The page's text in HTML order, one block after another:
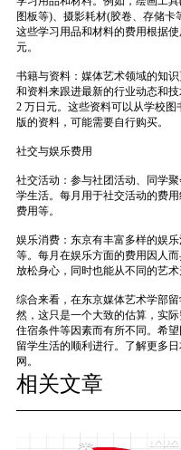
图板等)、摄影耗材(胶卷、存储
这些学习用品和材料的费用根据
元。
书籍与资料：媒体艺术领域的知
和资料来跟进最新的行业动态和
2 万日元。这些资料可以从学校
版的资料，可能需要自行购买。
社交与娱乐费用
社交活动：参与社团活动、同学
学生活。每月用于社交活动的费
费用等。
娱乐消费：东京有丰富多样的娱
等。每月在娱乐方面的费用因人
放松身心，同时也能从不同的艺术
综合来看，在东京媒体艺术学部
然，这只是一个大致的估算，实
住宿条件等因素而有所不同。希
留学生活的顺利进行。了解更多
网。
相关文章